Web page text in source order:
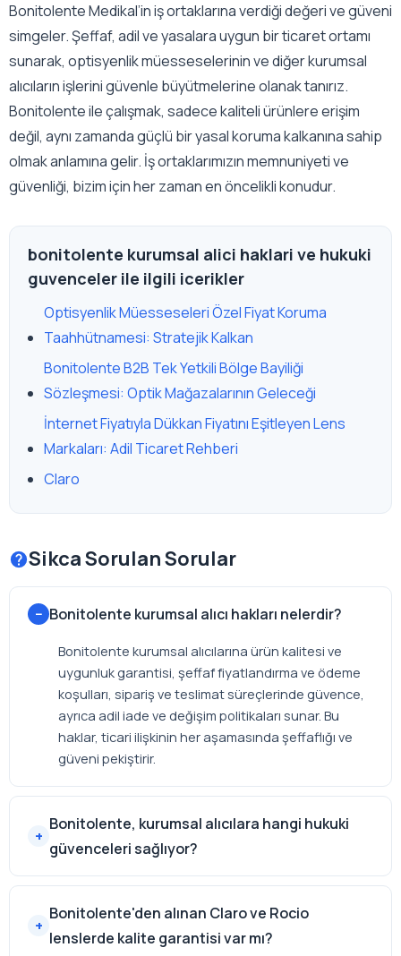
Bonitolente Medikal’in iş ortaklarına verdiği değeri ve güveni
simgeler. Şeffaf, adil ve yasalara uygun bir ticaret ortamı
sunarak, optisyenlik müesseselerinin ve diğer kurumsal
alıcıların işlerini güvenle büyütmelerine olanak tanırız.
Bonitolente ile çalışmak, sadece kaliteli ürünlere erişim
değil, aynı zamanda güçlü bir yasal koruma kalkanına sahip
olmak anlamına gelir. İş ortaklarımızın memnuniyeti ve
güvenliği, bizim için her zaman en öncelikli konudur.
bonitolente kurumsal alici haklari ve hukuki
guvenceler ile ilgili icerikler
Optisyenlik Müesseseleri Özel Fiyat Koruma
Taahhütnamesi: Stratejik Kalkan
Bonitolente B2B Tek Yetkili Bölge Bayiliği
Sözleşmesi: Optik Mağazalarının Geleceği
İnternet Fiyatıyla Dükkan Fiyatını Eşitleyen Lens
Markaları: Adil Ticaret Rehberi
Claro
Sikca Sorulan Sorular
Bonitolente kurumsal alıcı hakları nelerdir?
Bonitolente kurumsal alıcılarına ürün kalitesi ve
uygunluk garantisi, şeffaf fiyatlandırma ve ödeme
koşulları, sipariş ve teslimat süreçlerinde güvence,
ayrıca adil iade ve değişim politikaları sunar. Bu
haklar, ticari ilişkinin her aşamasında şeffaflığı ve
güveni pekiştirir.
Bonitolente, kurumsal alıcılara hangi hukuki
güvenceleri sağlıyor?
Bonitolente'den alınan Claro ve Rocio
lenslerde kalite garantisi var mı?